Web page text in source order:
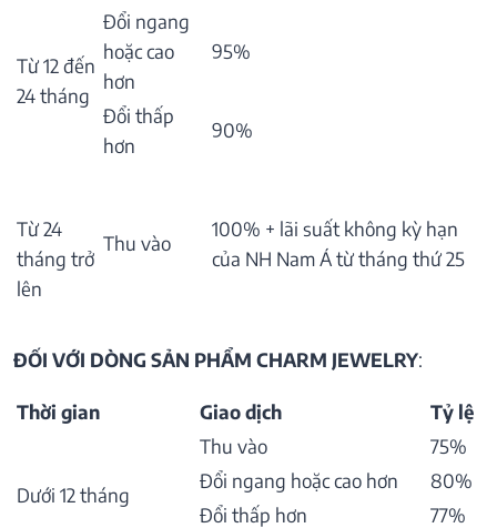
Từ 12 đến
24 tháng
Đổi ngang
hoặc cao
hơn
95%
Đổi thấp
hơn
90%
Từ 24
tháng trở
lên
Thu vào
100% + lãi suất không kỳ hạn
của NH Nam Á từ tháng thứ 25
ĐỐI VỚI DÒNG SẢN PHẨM CHARM JEWELRY:
Thời gian Giao dịch Tỷ lệ
Dưới 12 tháng
Thu vào
75%
Đổi ngang hoặc cao hơn
80%
Đổi thấp hơn
77%